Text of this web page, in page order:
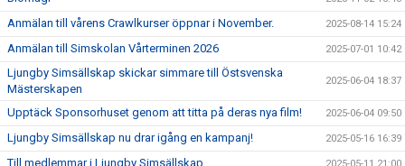
Anmälan till vårens Crawlkurser öppnar i November. 2025-08-14 15:24
Anmälan till Simskolan Vårterminen 2026 2025-07-01 10:42
Ljungby Simsällskap skickar simmare till Östsvenska
Mästerskapen
2025-06-04 18:37
Upptäck Sponsorhuset genom att titta på deras nya film! 2025-06-04 09:50
Ljungby Simsällskap nu drar igång en kampanj! 2025-05-16 16:39
Till medlemmar i Ljungby Simsällskap